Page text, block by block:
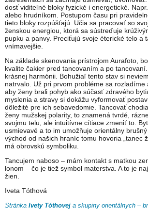
dosť viditeľné bloky fyzické i energetické.
alebo hrudníkom. Postupom času pri
tieto bloky rozpúšťajú. Učia sa pracovať so
ženskou energiou, ktorá sa sústreďuje
pupku a panvy. Preciťujú svoje éterické telo a
vnímavejšie.
Na základe skenovania prístrojom Aurafoto,
kvalite čakier pred tancovaním a po
krásnej harmónii. Bohužiaľ tento stav si
natrvalo. Už pri prvom probléme sa rozladíme
aby ženy brali pohyb ako súčasť zdravého
myslenia a stravy si dokážu vyformovať
dôležité pre ich sebavedomie. Tancovať
ženy mužskej polarity, to znamená tvrdé,
svojmu telu, ale intuitívne cítiace zmeniť to.
usmievavé a to im umožňuje orientálny
východ od našich hraníc tomu hovoria „tanec
má obrovskú symboliku.
Tancujem naboso – mám kontakt s matkou
lonom – čo je tiež symbol materstva. A to je
žien.
Iveta Tóthová
Stránka Ivety Tóthovej a skupiny orientálnych –